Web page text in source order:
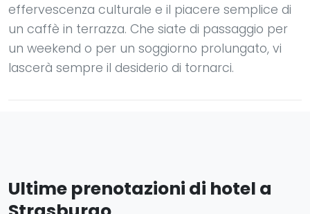
effervescenza culturale e il piacere semplice di
un caffè in terrazza. Che siate di passaggio per
un weekend o per un soggiorno prolungato, vi
lascerà sempre il desiderio di tornarci.
Ultime prenotazioni di hotel a